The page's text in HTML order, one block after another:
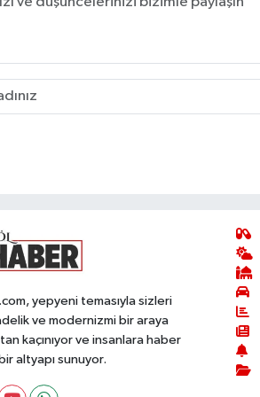
yepyeni temasıyla sizleri
ve modernizmi bir araya
kaçınıyor ve insanlara haber
altyapı sunuyor.